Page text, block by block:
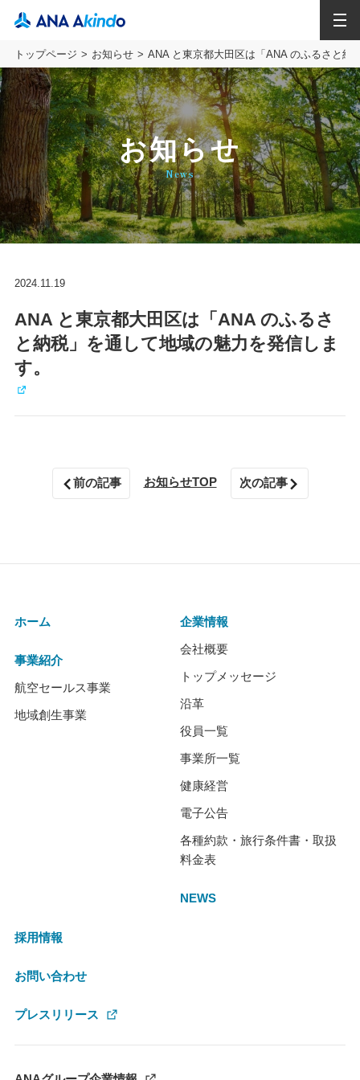
トップページ お知らせ ANA と東京都大田区は「ANA のふるさと納
お知らせ
News
2024.11.19
ANA と東京都大田区は「ANA のふるさ
と納税」を通して地域の魅力を発信しま
す。
前の記事 お知らせTOP 次の記事
ホーム
事業紹介
航空セールス事業
地域創生事業
企業情報
会社概要
トップメッセージ
沿革
役員一覧
事業所一覧
健康経営
電子公告
各種約款・旅行条件書・取扱
料金表
NEWS
採用情報
お問い合わせ
プレスリリース